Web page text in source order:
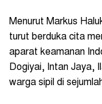
Menurut Markus
turut berduka cita
aparat keamanan
Dogiyai, Intan Jaya,
warga sipil di